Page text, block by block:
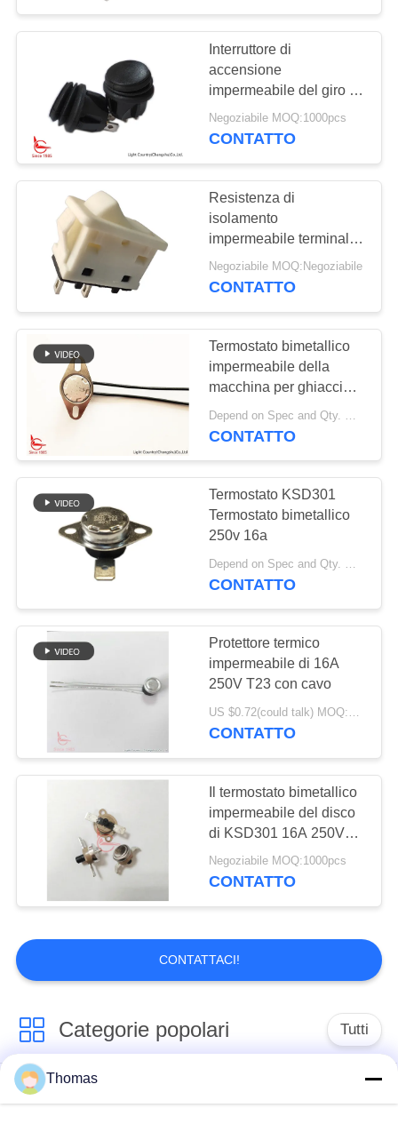
SITO
PRIVACY
POLICY
Interruttore di
accensione
impermeabile del giro di
RC, Φ 20mm, ON-OFF-
ON, 3 terminali, UL,
Negoziabile MOQ:1000pcs
CONTATTO
Resistenza di
isolamento
impermeabile terminale
placcata argento di rame
dell'interruttore di
Negoziabile MOQ:Negoziabile
CONTATTO
Termostato bimetallico
impermeabile della
macchina per ghiaccio
KSD301 con il sostegno
ed il cavo fissi
CONTATTO
Termostato KSD301
Termostato bimetallico
250v 16a
Depend on Spec and Qty. MOQ:1000
CONTATTO
Protettore termico
impermeabile di 16A
250V T23 con cavo
US $0.72(could talk) MOQ:1000
CONTATTO
Il termostato bimetallico
impermeabile del disco
di KSD301 16A 250V
per il frigorifero disgela il
radiatore
Negoziabile MOQ:1000pcs
CONTATTO
CONTATTACI!
Categorie popolari Tutti
termostato ksd301
automatico di
Thomas